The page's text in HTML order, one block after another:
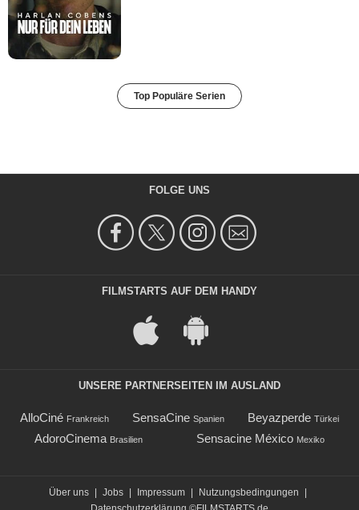
Top Populäre Serien
FOLGE UNS
FILMSTARTS AUF DEM HANDY
UNSERE PARTNERSEITEN IM AUSLAND
AlloCiné Frankreich SensaCine Spanien Beyazperde Türkei
AdoroCinema Brasilien Sensacine México Mexiko
Über uns Jobs Impressum Nutzungsbedingungen